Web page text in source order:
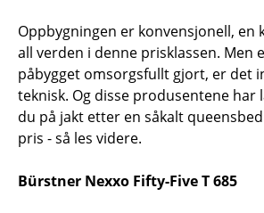
Oppbygningen er konvensjonell, en
all verden i denne prisklassen. Men
påbygget omsorgsfullt gjort, er det
teknisk. Og disse produsentene har
du på jakt etter en såkalt
pris - så les videre.
Bürstner Nexxo Fifty-Five T 685